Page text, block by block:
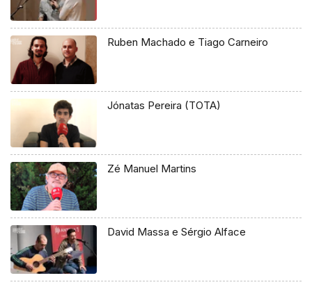
Ruben Machado e Tiago Carneiro
Jónatas Pereira (TOTA)
Zé Manuel Martins
David Massa e Sérgio Alface